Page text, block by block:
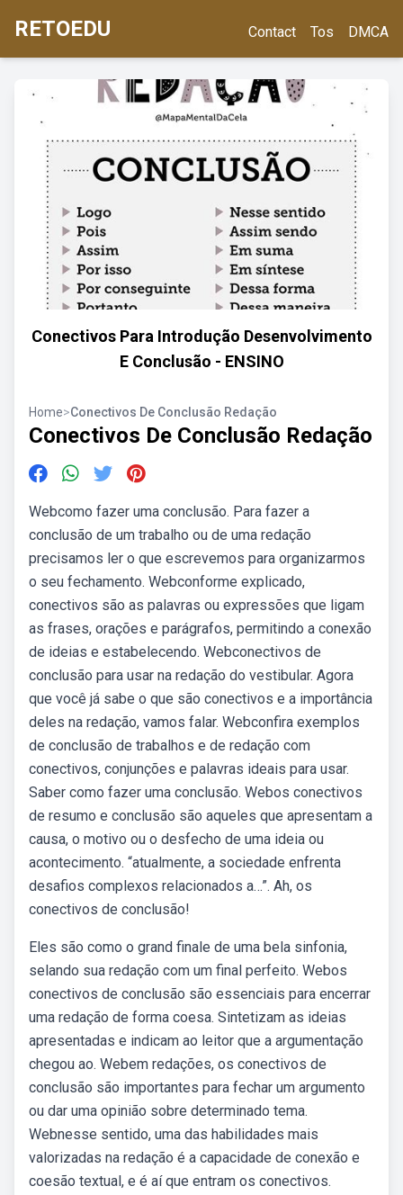
RETOEDU Contact Tos DMCA
Conectivos Para Introdução Desenvolvimento
E Conclusão - ENSINO
Home>Conectivos De Conclusão Redação
Conectivos De Conclusão Redação
Webcomo fazer uma conclusão. Para fazer a
conclusão de um trabalho ou de uma redação
precisamos ler o que escrevemos para organizarmos
o seu fechamento. Webconforme explicado,
conectivos são as palavras ou expressões que ligam
as frases, orações e parágrafos, permitindo a conexão
de ideias e estabelecendo. Webconectivos de
conclusão para usar na redação do vestibular. Agora
que você já sabe o que são conectivos e a importância
deles na redação, vamos falar. Webconfira exemplos
de conclusão de trabalhos e de redação com
conectivos, conjunções e palavras ideais para usar.
Saber como fazer uma conclusão. Webos conectivos
de resumo e conclusão são aqueles que apresentam a
causa, o motivo ou o desfecho de uma ideia ou
acontecimento. “atualmente, a sociedade enfrenta
desafios complexos relacionados a…”. Ah, os
conectivos de conclusão!
Eles são como o grand finale de uma bela sinfonia,
selando sua redação com um final perfeito. Webos
conectivos de conclusão são essenciais para encerrar
uma redação de forma coesa. Sintetizam as ideias
apresentadas e indicam ao leitor que a argumentação
chegou ao. Webem redações, os conectivos de
conclusão são importantes para fechar um argumento
ou dar uma opinião sobre determinado tema.
Webnesse sentido, uma das habilidades mais
valorizadas na redação é a capacidade de conexão e
coesão textual, e é aí que entram os conectivos.